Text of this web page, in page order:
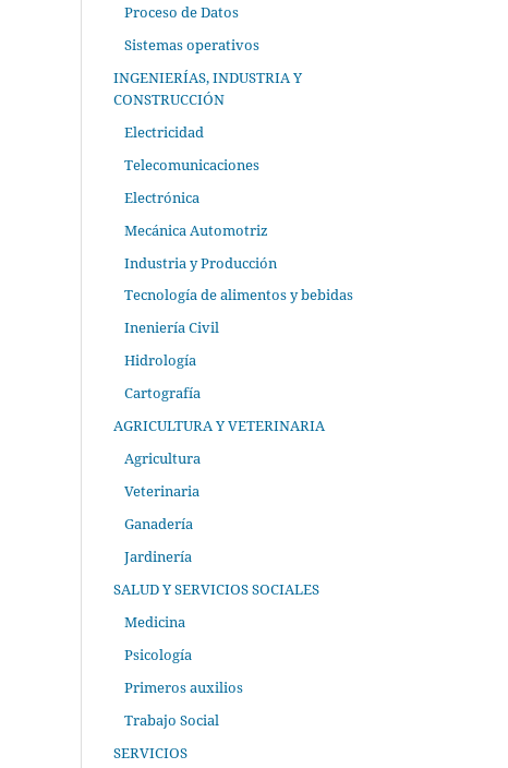
Proceso de Datos
Sistemas operativos
INGENIERÍAS, INDUSTRIA Y
CONSTRUCCIÓN
Electricidad
Telecomunicaciones
Electrónica
Mecánica Automotriz
Industria y Producción
Tecnología de alimentos y bebidas
Ineniería Civil
Hidrología
Cartografía
AGRICULTURA Y VETERINARIA
Agricultura
Veterinaria
Ganadería
Jardinería
SALUD Y SERVICIOS SOCIALES
Medicina
Psicología
Primeros auxilios
Trabajo Social
SERVICIOS